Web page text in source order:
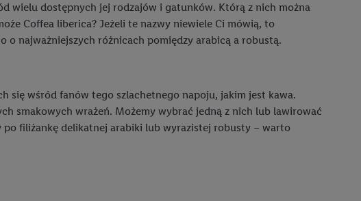
wielu dostępnych jej rodzajów i gatunków. Którą z nich można
Coffea liberica? Jeżeli te nazwy niewiele Ci mówią, to
o najważniejszych różnicach pomiędzy arabicą a robustą.
się wśród fanów tego szlachetnego napoju, jakim jest kawa.
smakowych wrażeń. Możemy wybrać jedną z nich lub lawirować
filiżankę delikatnej arabiki lub wyrazistej robusty – warto